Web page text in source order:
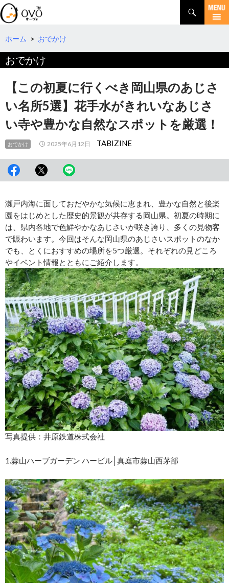
検
索
コ
テ
ツ
へ
ホーム > おでかけ
おでかけ
【この初夏に行くべき岡山県のあじさ
い名所5選】花手水がきれいなあじさ
い寺や豊かな自然なスポットを厳選！
おでかけ 2025年6月12日 TABIZINE
瀬戸内海に面しておだやかな気候に恵まれ、豊かな自然と後楽
園をはじめとした歴史的景観が共存する岡山県。初夏の時期に
は、県内各地で色鮮やかなあじさいが咲き誇り、多くの見物客
で賑わいます。今回はそんな岡山県のあじさいスポットのなか
でも、とくにおすすめの場所を5つ厳選。それぞれの見どころ
やイベント情報とともにご紹介します。
写真提供：井原鉄道株式会社
1.蒜山ハーブガーデン ハービル│真庭市蒜山西茅部